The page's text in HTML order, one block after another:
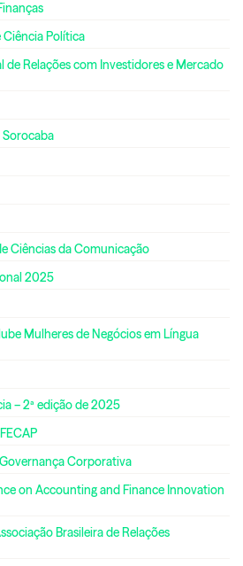
Ciência Política
Relações com Investidores e Mercado
Sorocaba
Ciências da Comunicação
2025
Mulheres de Negócios em Língua
– 2ª edição de 2025
Corporativa
on Accounting and Finance Innovation
Brasileira de Relações